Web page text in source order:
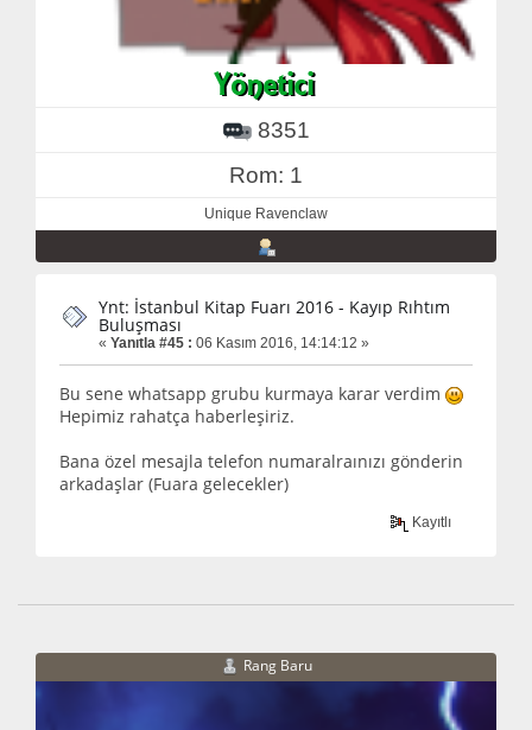
8351
Rom: 1
Unique Ravenclaw
Ynt: İstanbul Kitap Fuarı 2016 - Kayıp Rıhtım
Buluşması
« Yanıtla #45 : 06 Kasım 2016, 14:14:12 »
Bu sene whatsapp grubu kurmaya karar verdim
Hepimiz rahatça haberleşiriz.
Bana özel mesajla telefon numaralraınızı gönderin
arkadaşlar (Fuara gelecekler)
Kayıtlı
Rang Baru